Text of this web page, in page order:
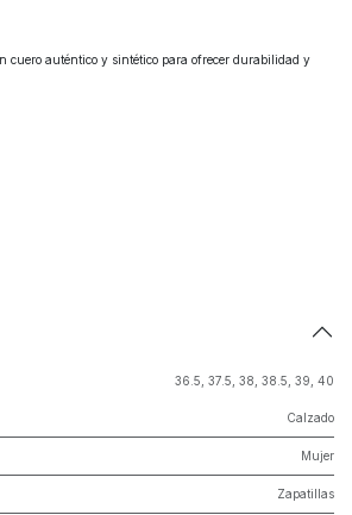
cuero auténtico y sintético para ofrecer durabilidad y
36.5 37.5 38 38.5 39 40
Calzado
Mujer
Zapatillas